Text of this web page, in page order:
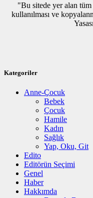
"Bu sitede yer alan
kullanılması ve
Kategoriler
Anne-Çocuk
Bebek
Çocuk
Hamile
Kadın
Sağlık
Yap, Oku, Git
Edito
Editörün Seçimi
Genel
Haber
Hakkımda